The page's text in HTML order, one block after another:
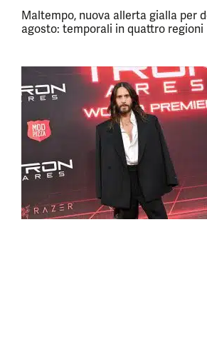
Maltempo, nuova allerta gialla per
agosto: temporali in quattro regioni